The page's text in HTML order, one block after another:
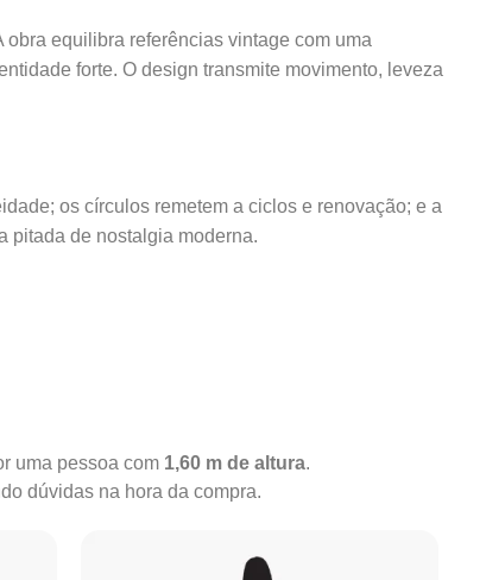
equilibra referências vintage com uma
forte. O design transmite movimento, leveza
os círculos remetem a ciclos e renovação; e a
pitada de nostalgia moderna.
uma pessoa com 1,60 m de altura.
dúvidas na hora da compra.